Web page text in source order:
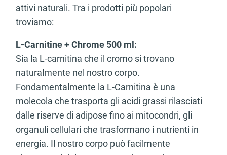
attivi naturali. Tra i prodotti più popolari
troviamo:
L-Carnitine + Chrome 500 ml:
Sia la L-carnitina che il cromo si trovano
naturalmente nel nostro corpo.
Fondamentalmente la L-Carnitina è una
molecola che trasporta gli acidi grassi rilasciati
dalle riserve di adipose fino ai mitocondri, gli
organuli cellulari che trasformano i nutrienti in
energia. Il nostro corpo può facilmente